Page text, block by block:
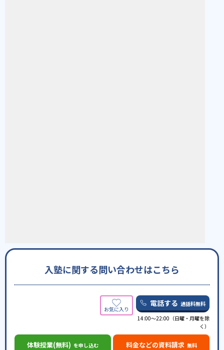
入塾に関する問い合わせはこちら
電話する 通話料無料
14:00〜22:00（日曜・月曜を除
く）
体験授業(無料) を申し込む 料金などの資料請求 無料